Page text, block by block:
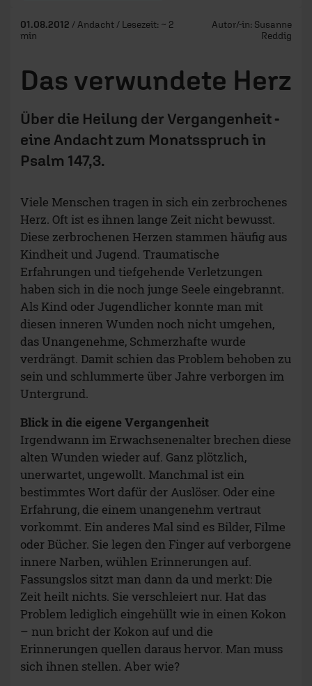
01.08.2012 / Andacht / Lesezeit: ~ 2
min
Autor/-in: Susanne
Reddig
Das verwundete Herz
Über die Heilung der Vergangenheit -
eine Andacht zum Monatsspruch in
Psalm 147,3.
Viele Menschen tragen in sich ein zerbrochenes
Herz. Oft ist es ihnen lange Zeit nicht bewusst.
Diese zerbrochenen Herzen stammen häufig aus
Kindheit und Jugend. Traumatische
Erfahrungen und tiefgehende Verletzungen
haben sich in die noch junge Seele eingebrannt.
Als Kind oder Jugendlicher konnte man mit
diesen inneren Wunden noch nicht umgehen,
das Unangenehme, Schmerzhafte wurde
verdrängt. Damit schien das Problem behoben zu
sein und schlummerte über Jahre verborgen im
Untergrund.
Blick in die eigene Vergangenheit
Irgendwann im Erwachsenenalter brechen diese
alten Wunden wieder auf. Ganz plötzlich,
unerwartet, ungewollt. Manchmal ist ein
bestimmtes Wort dafür der Auslöser. Oder eine
Erfahrung, die einem unangenehm vertraut
vorkommt. Ein anderes Mal sind es Bilder, Filme
oder Bücher. Sie legen den Finger auf verborgene
innere Narben, wühlen Erinnerungen auf.
Fassungslos sitzt man dann da und merkt: Die
Zeit heilt nichts. Sie verschleiert nur. Hat das
Problem lediglich eingehüllt wie in einen Kokon
– nun bricht der Kokon auf und die
Erinnerungen quellen daraus hervor. Man muss
sich ihnen stellen. Aber wie?